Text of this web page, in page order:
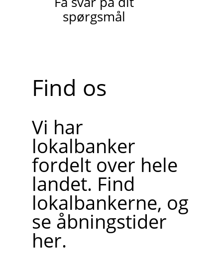
spørgsmål
Find os
Vi har
lokalbanker
fordelt over hele
landet. Find
lokalbankerne, og
se åbningstider
her.